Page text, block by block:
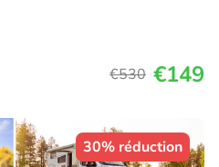
€530 €149
30% réduction